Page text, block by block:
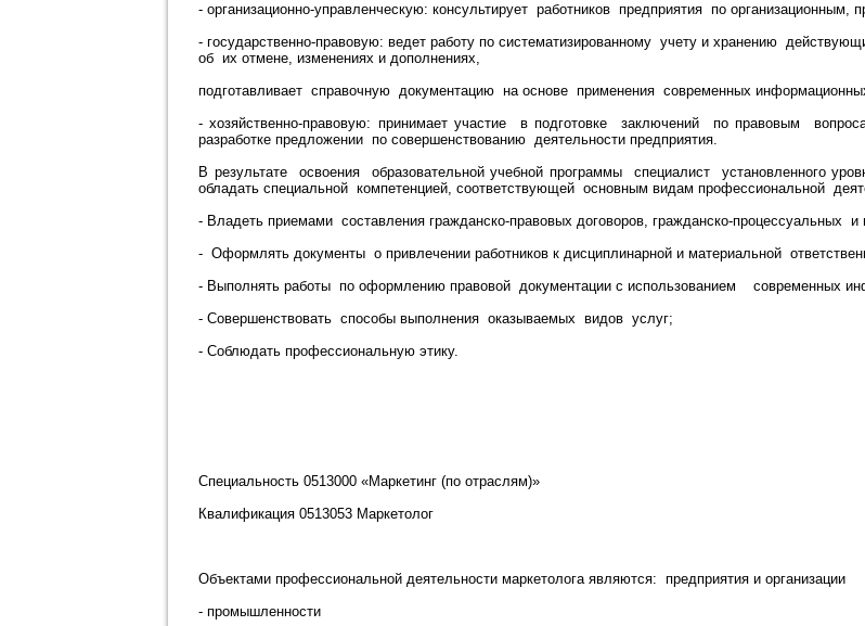
- организационно-управленческую: консультирует работников предприятия по организационным,
- государственно-правовую: ведет работу по систематизированному учету и хранению
об их отмене, изменениях и дополнениях,
подготавливает справочную документацию на основе применения современных
- хозяйственно-правовую: принимает участие в подготовке заключений по правовым
разработке предложении по совершенствованию деятельности предприятия.
В результате освоения образовательной учебной программы специалист установленного
обладать специальной компетенцией, соответствующей основным видам профессиональной
- Владеть приемами составления гражданско-правовых договоров, гражданско-процессуальных
- Оформлять документы о привлечении работников к дисциплинарной и материальной
- Выполнять работы по оформлению правовой документации с использованием современных
- Совершенствовать способы выполнения оказываемых видов услуг;
- Соблюдать профессиональную этику.
Специальность 0513000 «Маркетинг (по отраслям)»
Квалификация 0513053 Маркетолог
Объектами профессиональной деятельности маркетолога являются: предприятия и организации
- промышленности